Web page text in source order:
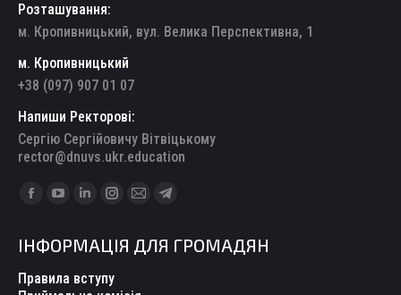
Розташування:
м. Кропивницький, вул. Велика Перспективна, 1
м. Кропивницький
+38 (097) 907 01 07
Напиши Ректорові:
Сергію Сергійовичу Вітвіцькому
rector@dnuvs.ukr.education
Find us on:
Facebook
opens
in
YouTube
opens
in
Linkedin
opens
in
Instagram
opens
in
Mail
opens
Telegram
opens
ІНФОРМАЦІЯ ДЛЯ ГРОМАДЯН
Правила вступу